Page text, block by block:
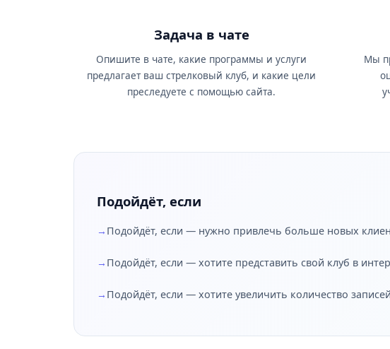
Задача в чате
Опишите в чате, какие программы и услуги
предлагает ваш стрелковый клуб, и какие цели
преследуете с помощью сайта.
Мы
Подойдёт, если
Подойдёт, если — нужно привлечь больше новых
Подойдёт, если — хотите представить свой клуб в
Подойдёт, если — хотите увеличить количество